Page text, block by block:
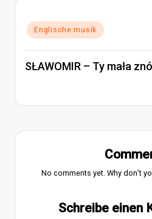
Posted
in
Englische musik
SŁAWOMIR – Ty mała
No comments yet. Why don’t
Schreibe einen